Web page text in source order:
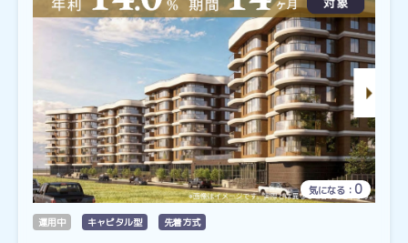
気になる： 0
運用中 キャピタル型 先着方式